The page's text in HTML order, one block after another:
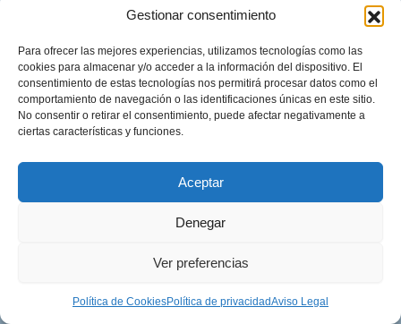
Gestionar consentimiento
Para ofrecer las mejores experiencias, utilizamos tecnologías como las
cookies para almacenar y/o acceder a la información del dispositivo. El
consentimiento de estas tecnologías nos permitirá procesar datos como el
comportamiento de navegación o las identificaciones únicas en este sitio.
No consentir o retirar el consentimiento, puede afectar negativamente a
ciertas características y funciones.
Aceptar
Denegar
Ver preferencias
Política de CookiesPolítica de privacidadAviso Legal
C/Alcalde Burriel, 3 50005 Zaragoza (Spain)
info@laboratoriospraxis.com